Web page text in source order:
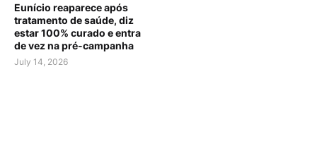
Eunício reaparece após
tratamento de saúde, diz
estar 100% curado e entra
de vez na pré-campanha
July 14, 2026